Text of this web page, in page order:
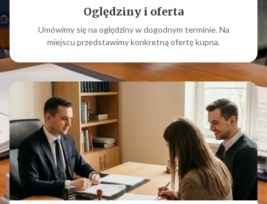
Oględziny i oferta
Umówimy się na oględziny w dogodnym terminie. Na
miejscu przedstawimy konkretną ofertę kupna.